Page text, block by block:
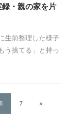
・親の家を片
生前整理した様子
う捨てる」と持っ
6 7 »